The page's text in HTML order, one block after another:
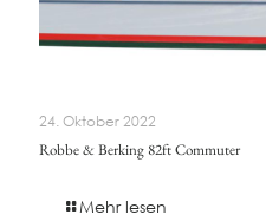
24. Oktober 2022
Robbe & Berking 82ft Commuter
Mehr lesen